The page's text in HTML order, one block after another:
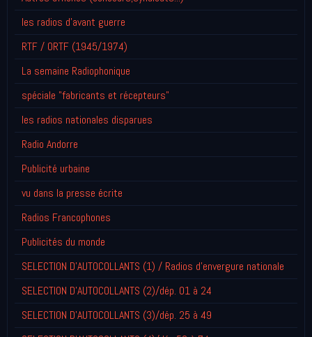
les radios d'avant guerre
RTF / ORTF (1945/1974)
La semaine Radiophonique
spéciale "fabricants et récepteurs"
les radios nationales disparues
Radio Andorre
Publicité urbaine
vu dans la presse écrite
Radios Francophones
Publicités du monde
SELECTION D'AUTOCOLLANTS (1) / Radios d'envergure nationale
SELECTION D'AUTOCOLLANTS (2)/dép. 01 à 24
SELECTION D'AUTOCOLLANTS (3)/dép. 25 à 49